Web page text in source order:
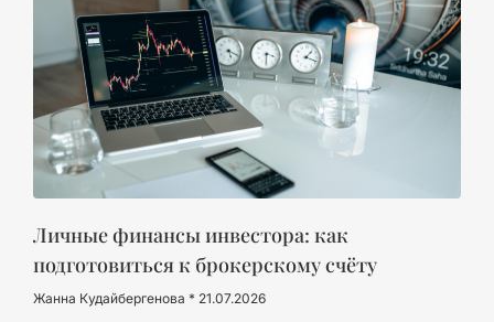
Личные финансы инвестора: как
подготовиться к брокерскому счёту
Жанна Кудайбергенова 21.07.2026